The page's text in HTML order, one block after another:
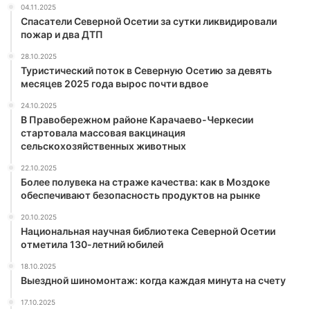
04.11.2025
Спасатели Северной Осетии за сутки ликвидировали
пожар и два ДТП
28.10.2025
Туристический поток в Северную Осетию за девять
месяцев 2025 года вырос почти вдвое
24.10.2025
В Правобережном районе Карачаево-Черкесии
стартовала массовая вакцинация
сельскохозяйственных животных
22.10.2025
Более полувека на страже качества: как в Моздоке
обеспечивают безопасность продуктов на рынке
20.10.2025
Национальная научная библиотека Северной Осетии
отметила 130-летний юбилей
18.10.2025
Выездной шиномонтаж: когда каждая минута на счету
17.10.2025